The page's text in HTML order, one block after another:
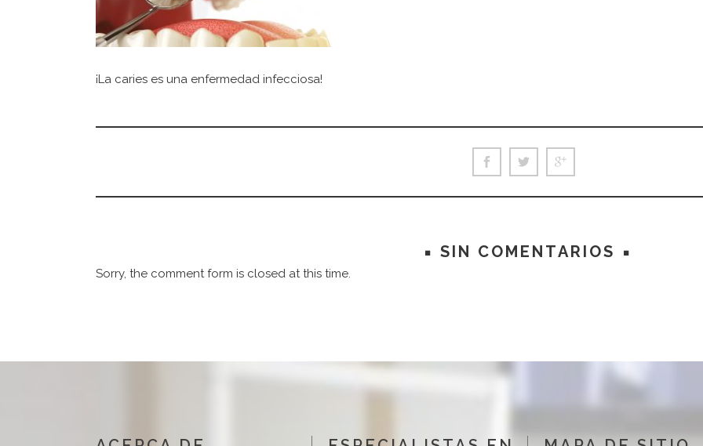
¡La caries es una enfermedad infecciosa!
SIN COMENTARIOS
Sorry, the comment form is closed at this time.